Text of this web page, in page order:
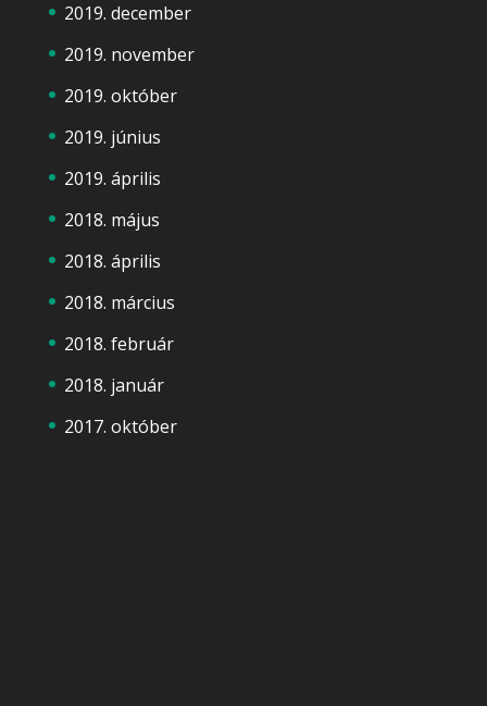
2019. december
2019. november
2019. október
2019. június
2019. április
2018. május
2018. április
2018. március
2018. február
2018. január
2017. október